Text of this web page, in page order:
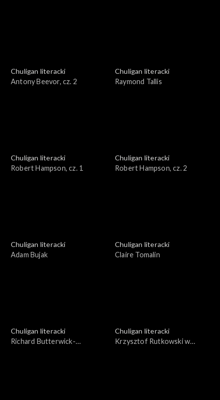
Chuligan literacki
Antony Beevor, cz. 2
Chuligan literacki
Raymond Tallis
Chuligan literacki
Robert Hampson, cz. 1
Chuligan literacki
Robert Hampson, cz. 2
Chuligan literacki
Adam Bujak
Chuligan literacki
Claire Tomalin
Chuligan literacki
Richard Butterwick-
Chuligan literacki
Krzysztof Rutkowski w